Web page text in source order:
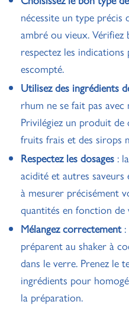
nécessite un type précis
ambré ou vieux. Vérifiez
respectez les
escompté.
Utilisez des ingrédients
rhum ne se fait pas
Privilégiez un produit de
fruits frais et des sirops
Respectez les dosages :
acidité et autres saveurs
à mesurer précisément
quantités en fonction
Mélangez correctement:
préparent au shaker à
dans le verre. Prenez le
ingrédients pour
la préparation.